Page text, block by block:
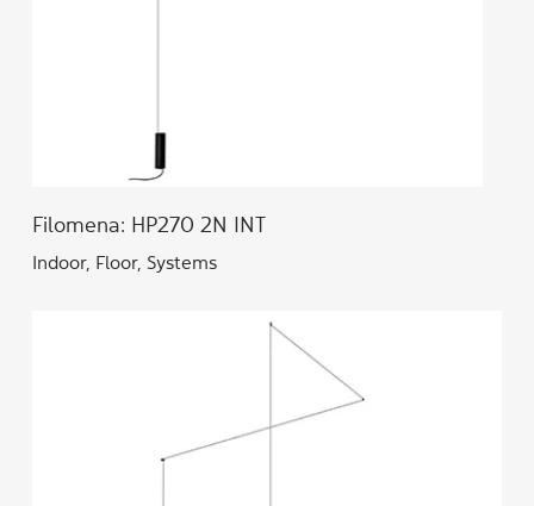
Filomena: HP270 2N INT
Indoor, Floor, Systems